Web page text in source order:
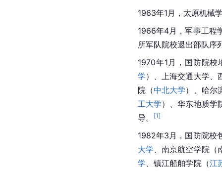
1963年1月， 太原机械
1966年4月，军事工程
所军队院校退出部队序
1970年1月，国防院校
学）、 上海交通大学
院 （中北大学）、 哈尔
工大学）、华东地质学
导。
[1]
1982年3月，国防院校
大学 、南京航空学院 （
学 、镇江船舶学院（江